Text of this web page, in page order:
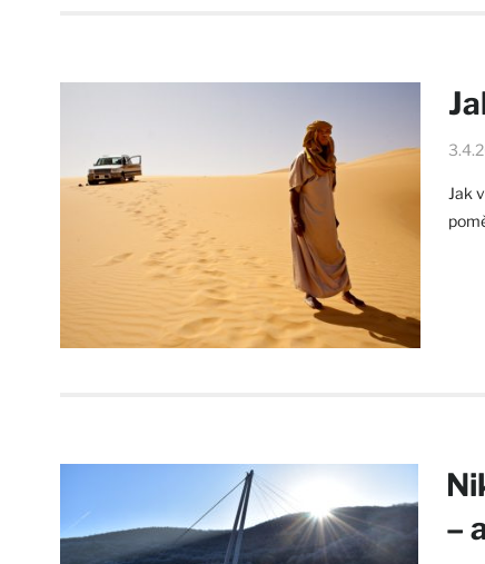
Jak
–